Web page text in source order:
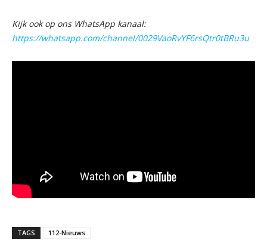
Kijk ook op ons WhatsApp kanaal:
https://whatsapp.com/channel/0029VaoRvYF6rsQtr0tBRu3u
TAGS 112-Nieuws